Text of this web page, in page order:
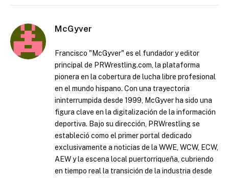
McGyver
Francisco "McGyver" es el fundador y editor
principal de PRWrestling.com, la plataforma
pionera en la cobertura de lucha libre profesional
en el mundo hispano. Con una trayectoria
ininterrumpida desde 1999, McGyver ha sido una
figura clave en la digitalización de la información
deportiva. Bajo su dirección, PRWrestling se
estableció como el primer portal dedicado
exclusivamente a noticias de la WWE, WCW, ECW,
AEW y la escena local puertorriqueña, cubriendo
en tiempo real la transición de la industria desde